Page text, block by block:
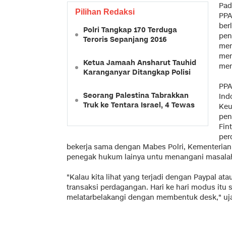
Pilihan Redaksi
Polri Tangkap 170 Terduga
Teroris Sepanjang 2016
Ketua Jamaah Ansharut Tauhid
Karanganyar Ditangkap Polisi
Seorang Palestina Tabrakkan
Truk ke Tentara Israel, 4 Tewas
bekerja sama dengan Mabes Polri,
penegak hukum lainya untu menangani
"Kalau kita lihat yang terjadi dengan Paypal
transaksi perdagangan. Hari ke hari modus itu
melatarbelakangi dengan membentuk desk,"